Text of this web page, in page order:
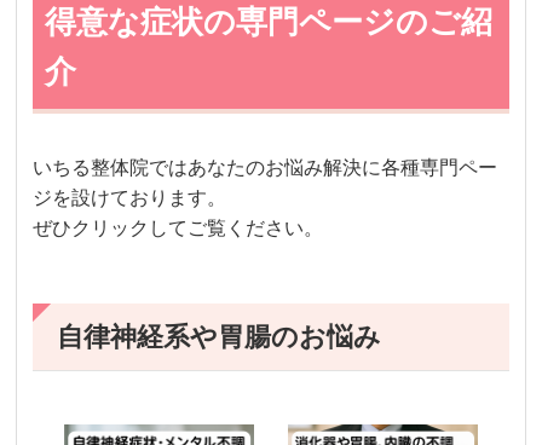
得意な症状の専門ページのご紹
介
いちる整体院ではあなたのお悩み解決に各種専門ペー
ジを設けております。
ぜひクリックしてご覧ください。
自律神経系や胃腸のお悩み